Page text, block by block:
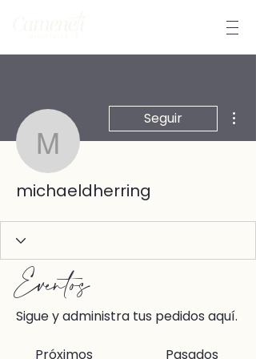
michaeldherring
Seguir
michaeldherring
Eventos
Sigue y administra tus pedidos aquí.
Próximos Pasados